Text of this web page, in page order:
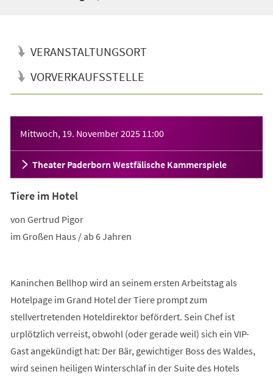
VERANSTALTUNGSORT
VORVERKAUFSSTELLE
Mittwoch, 19. November 2025 11:00
Theater Paderborn Westfälische Kammerspiele
Tiere im Hotel
von Gertrud Pigor
im Großen Haus / ab 6 Jahren
Kaninchen Bellhop wird an seinem ersten Arbeitstag als
Hotelpage im Grand Hotel der Tiere prompt zum
stellvertretenden Hoteldirektor befördert. Sein Chef ist
urplötzlich verreist, obwohl (oder gerade weil) sich ein VIP-
Gast angekündigt hat: Der Bär, gewichtiger Boss des Waldes,
wird seinen heiligen Winterschlaf in der Suite des Hotels